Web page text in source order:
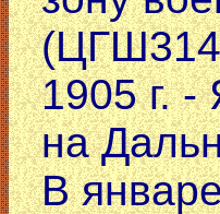
1905 г.
на
В